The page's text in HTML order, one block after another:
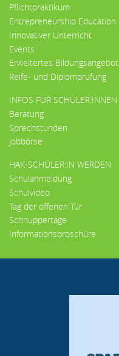
Pflichtpraktikum
Entrepreneurship Education
Innovativer Unterricht
Events
Erweitertes Bildungsangebot
Reife- und Diplomprüfung
INFOS FÜR SCHÜLER:INNEN
Beratung
Sprechstunden
Jobbörse
HAK-SCHÜLER:IN WERDEN
Schulanmeldung
Schulvideo
Tag der offenen Tür
Schnuppertage
Informationsbroschüre